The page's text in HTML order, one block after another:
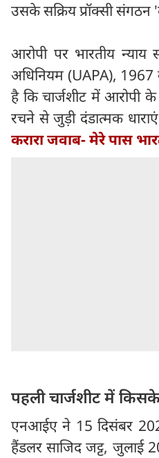
उसके सक्रिय प्रॉक्सी
आरोपी पर भारतीय न्याय
अधिनियम (UAPA), 1967
है कि चार्जशीट में आरोपी
रचने से जुड़ी दंडात्मक
करारा जवाब- मेरे पास
पहली चार्जशीट में
एनआईए ने 15 दिसंबर
हैंडलर साजिद जट्ट, जुलाई